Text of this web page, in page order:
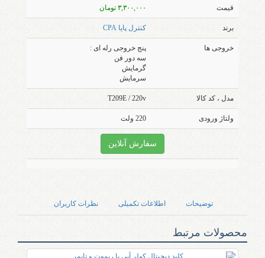
قیمت ۳,۳۰۰,۰۰۰ تومان
برند کنترل پایا CPA
خروجی ها
پنج خروجی رله ای :
سه دور فن
گرمایش
سرمایش
مدل ، کد کالا T209E / 220v
ولتاژ ورودی 220 ولت
سفارش آنلاین
توضیحات اطلاعات تکمیلی نظرات کاربران
محصولات مرتبط